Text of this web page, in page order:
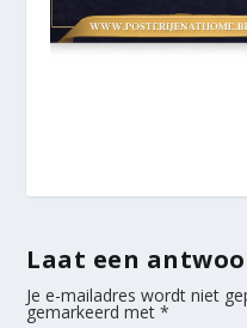
Laat een
Je e-mailadres wordt niet
gemarkeerd met*